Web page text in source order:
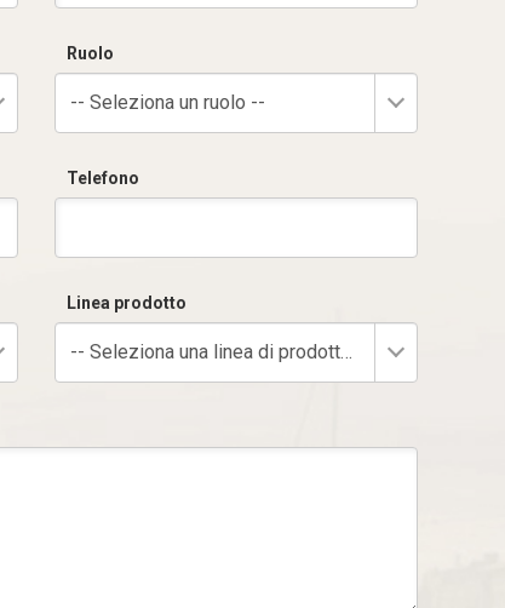
Ruolo
-- Seleziona un ruolo --
Telefono
Linea prodotto
-- Seleziona una linea di prodotto --